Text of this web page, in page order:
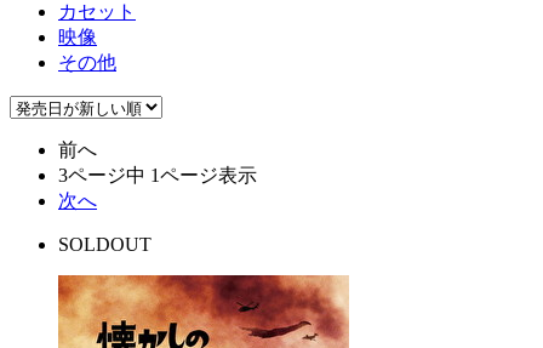
カセット
映像
その他
前へ
3ページ中 1ページ表示
次へ
SOLDOUT